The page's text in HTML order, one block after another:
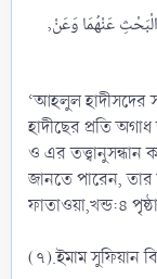
,أَدْنَى خَصْلَة لِأهْلِ الْحَدِيْثِ مَحَبَّةُ الْقُرْآنِ وَالْحَدِيثِ وَالْبَحْثِ عَنْهُمَا وَعَنْ
‘আহলুল হাদীসদের
হাদীছের প্রতি
ও এর
জানতে পারেন,
ফাতাওয়া,খন্ড:৪
(৭).ইমাম সুফিয়ান